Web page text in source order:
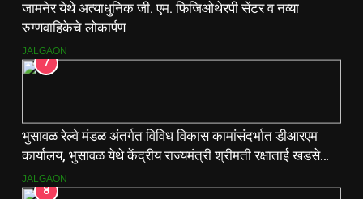
जामनेर येथे अत्याधुनिक जी. एम. फिजिओथेरपी सेंटर व नव्या
रुग्णवाहिकेचे लोकार्पण
JALGAON
7
भुसावळ रेल्वे मंडळ अंतर्गत विविध विकास कामांसंदर्भात डीआरएम
कार्यालय, भुसावळ येथे केंद्रीय राज्यमंत्री श्रीमती रक्षाताई खडसे
यांनी आढावा बैठक घेतली…
JALGAON
8